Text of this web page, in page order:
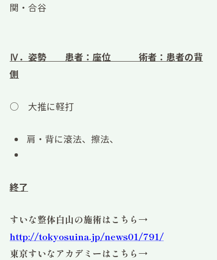
関・合谷
Ⅳ．姿勢 患者：座位 術者：患者の背
側
○ 大推に軽打
肩・背に滾法、擦法、
終了
すいな整体白山の施術はこちら→
http://tokyosuina.jp/news01/791/
東京すいなアカデミーはこちら→